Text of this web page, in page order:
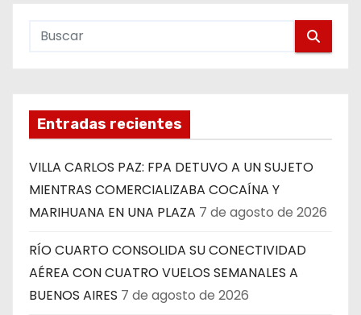
Entradas recientes
VILLA CARLOS PAZ: FPA DETUVO A UN SUJETO
MIENTRAS COMERCIALIZABA COCAÍNA Y
MARIHUANA EN UNA PLAZA 7 de agosto de 2026
RÍO CUARTO CONSOLIDA SU CONECTIVIDAD
AÉREA CON CUATRO VUELOS SEMANALES A
BUENOS AIRES 7 de agosto de 2026